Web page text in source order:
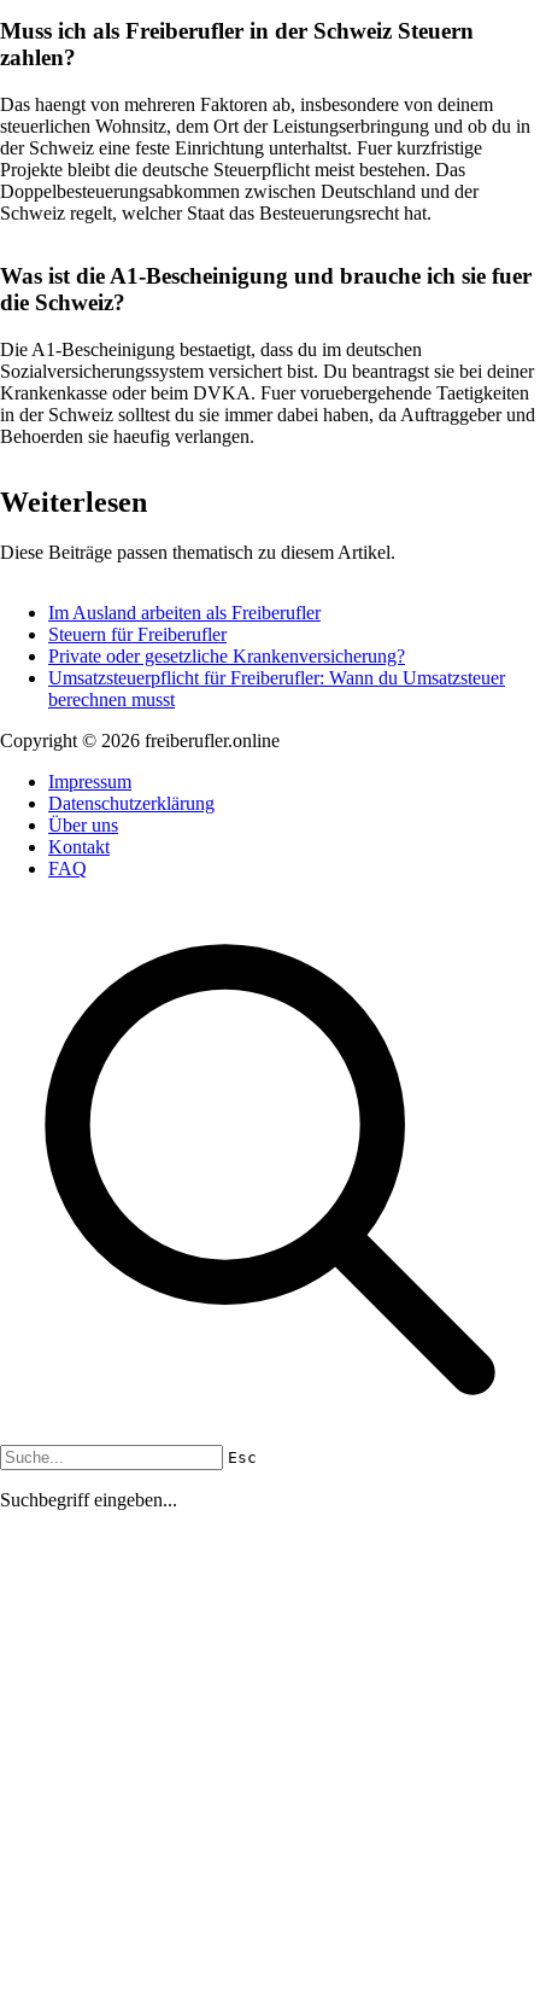
Muss ich als Freiberufler in der Schweiz Steuern
zahlen?
Das haengt von mehreren Faktoren ab, insbesondere von deinem
steuerlichen Wohnsitz, dem Ort der Leistungserbringung und ob du in
der Schweiz eine feste Einrichtung unterhaltst. Fuer kurzfristige
Projekte bleibt die deutsche Steuerpflicht meist bestehen. Das
Doppelbesteuerungsabkommen zwischen Deutschland und der
Schweiz regelt, welcher Staat das Besteuerungsrecht hat.
Was ist die A1-Bescheinigung und brauche ich sie fuer
die Schweiz?
Die A1-Bescheinigung bestaetigt, dass du im deutschen
Sozialversicherungssystem versichert bist. Du beantragst sie bei deiner
Krankenkasse oder beim DVKA. Fuer voruebergehende Taetigkeiten
in der Schweiz solltest du sie immer dabei haben, da Auftraggeber und
Behoerden sie haeufig verlangen.
Weiterlesen
Diese Beiträge passen thematisch zu diesem Artikel.
Im Ausland arbeiten als Freiberufler
Steuern für Freiberufler
Private oder gesetzliche Krankenversicherung?
Umsatzsteuerpflicht für Freiberufler: Wann du Umsatzsteuer
berechnen musst
Copyright © 2026 freiberufler.online
Impressum
Datenschutzerklärung
Über uns
Kontakt
FAQ
Esc
Suchbegriff eingeben...